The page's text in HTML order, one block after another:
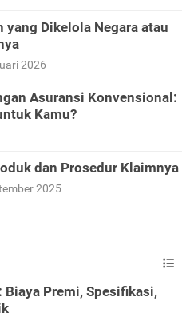
Dikelola Negara atau
2026
Asuransi Konvensional:
Kamu?
dan Prosedur Klaimnya
2025
Premi, Spesifikasi,